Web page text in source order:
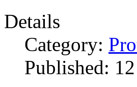
Details
Category:
Published: